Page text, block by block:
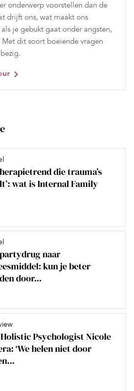
onderwerp voorstellen dan de
drijft ons, wat maakt ons
je gebukt gaat onder angsten,
Met dit soort boeiende vragen
die trauma’s
wat is Internal Family
naar
kun je beter
door...
Psychologist Nicole
‘We helen niet door